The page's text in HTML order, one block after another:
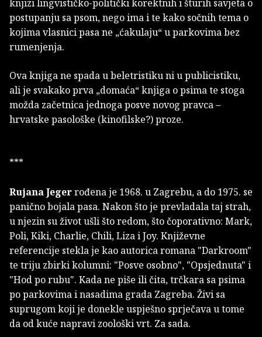
knjizi lingvističko-politički korektnih i šturih savjeta o
postupanju sa psom, nego ima i te kako sočnih tema o
kojima vlasnici pasa ne „ćakulaju“ u parkovima bez
rumenjenja.
Ova knjiga ne spada u beletristiku ni u publicistiku,
ali je svakako prva „domaća“ knjiga o psima te stoga
možda začetnica jednoga posve novog pravca –
hrvatske pasološke (kinofilske?) proze.
***
Rujana Jegerrođena je 1968. u Zagrebu, a do 1975. se
panično bojala pasa. Nakon što je prevladala taj strah,
u njezin su život ušli što redom, što čoporativno: Mark,
Poli, Kiki, Charlie, Chili, Liza i Joy. Književne
referencije stekla je kao autorica romana "Darkroom"
te triju zbirki kolumni: "Posve osobno", "Opsjednuta" i
"Hod po rubu". Kada ne piše ili čita, trčkara sa psima
po parkovima i nasadima grada Zagreba. Živi sa
suprugom koji je donekle uspješno sprječava u tome
da od kuće napravi zoološki vrt. Za sada.